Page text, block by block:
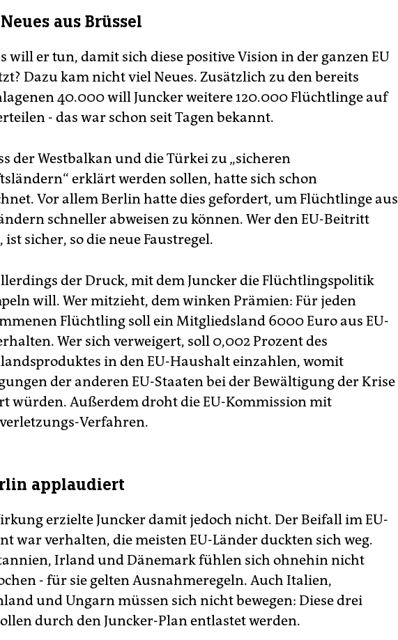
aus Brüssel
will er tun, damit sich diese positive Vision in der ganzen EU
Dazu kam nicht viel Neues. Zusätzlich zu den bereits
40.000 will Juncker weitere 120.000 Flüchtlinge auf
- das war schon seit Tagen bekannt.
der Westbalkan und die Türkei zu „sicheren
erklärt werden sollen, hatte sich schon
Vor allem Berlin hatte dies gefordert, um Flüchtlinge aus
schneller abweisen zu können. Wer den EU-Beitritt
sicher, so die neue Faustregel.
der Druck, mit dem Juncker die Flüchtlingspolitik
will. Wer mitzieht, dem winken Prämien: Für jeden
Flüchtling soll ein Mitgliedsland 6000 Euro aus EU-
Wer sich verweigert, soll 0,002 Prozent des
in den EU-Haushalt einzahlen, womit
der anderen EU-Staaten bei der Bewältigung der Krise
würden. Außerdem droht die EU-Kommission mit
Verfahren.
applaudiert
erzielte Juncker damit jedoch nicht. Der Beifall im EU-
war verhalten, die meisten EU-Länder duckten sich weg.
Irland und Dänemark fühlen sich ohnehin nicht
- für sie gelten Ausnahmeregeln. Auch Italien,
und Ungarn müssen sich nicht bewegen: Diese drei
durch den Juncker-Plan entlastet werden.